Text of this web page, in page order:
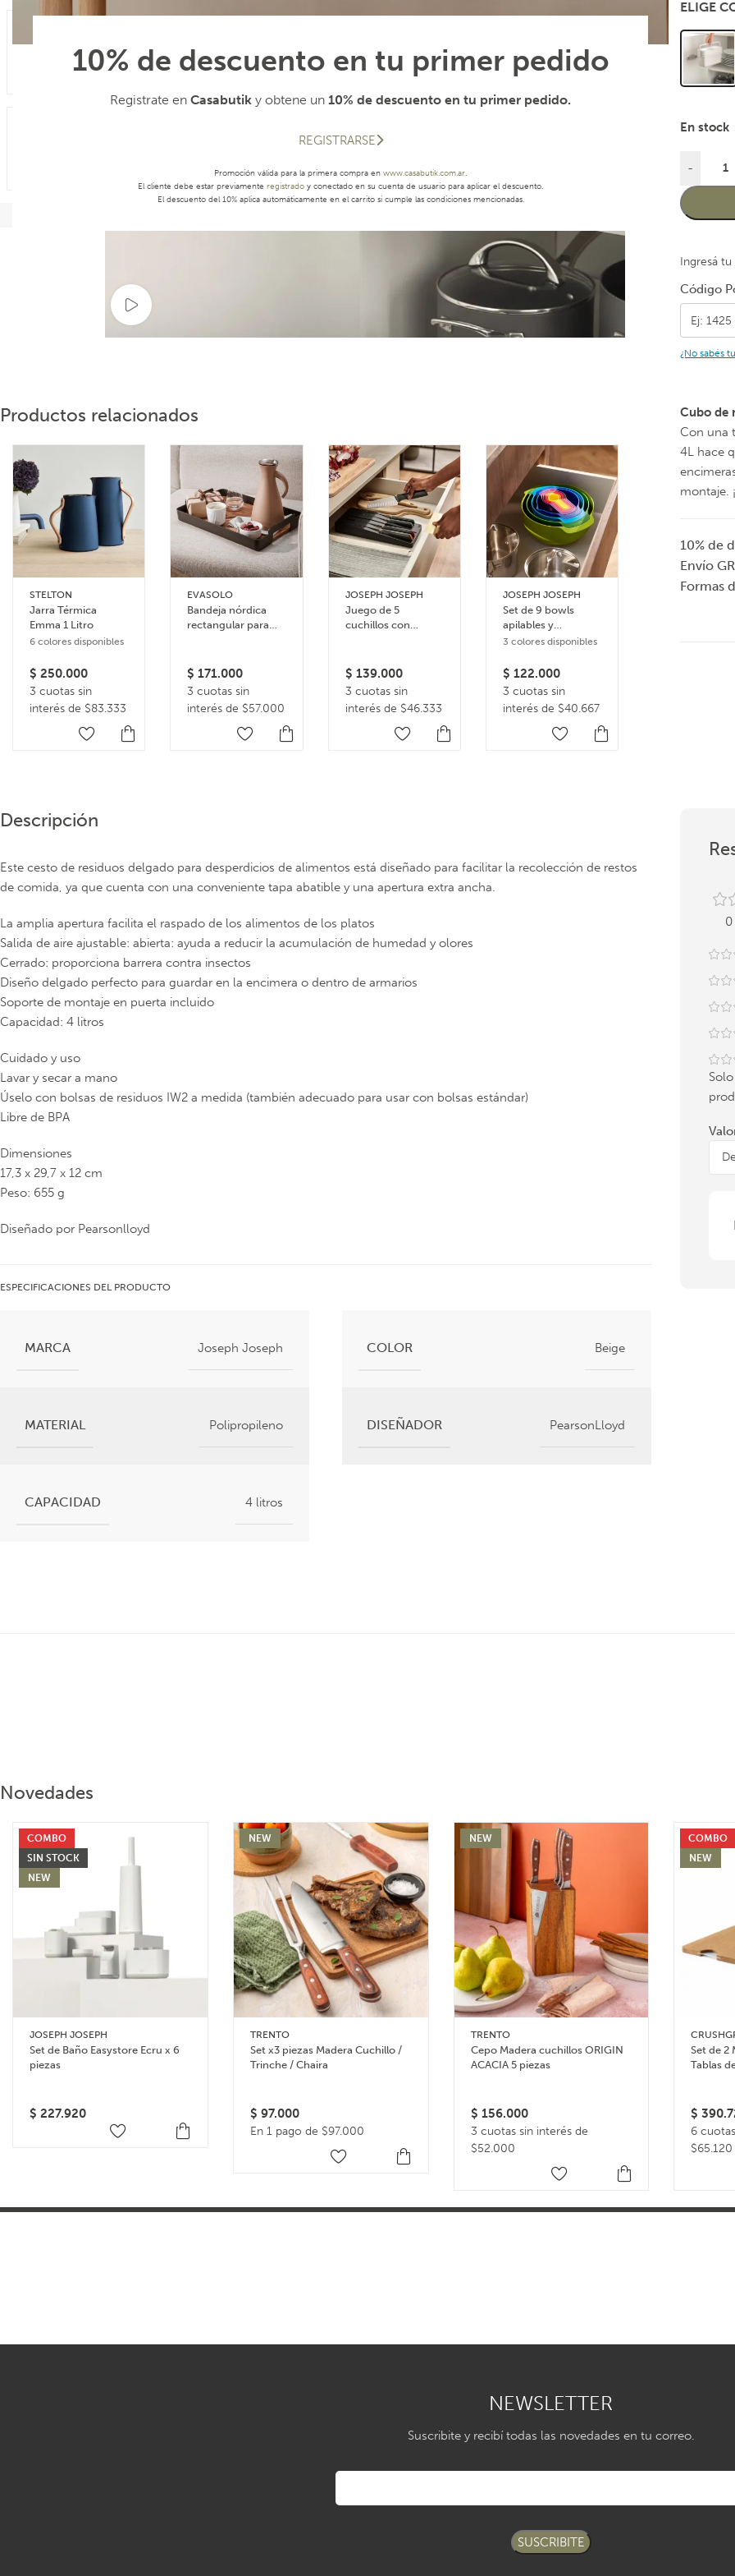
10% de descuento en tu primer pedido
Registrate en Casabutik y obtene un 10% de descuento en tu primer pedido.
REGISTRARSE
Promoción válida para la primera compra en www.casabutik.com.ar.
El cliente debe estar previamente registrado y conectado en su cuenta de usuario para aplicar el descuento.
El descuento del 10% aplica automáticamente en el carrito si cumple las condiciones mencionadas.
Productos relacionados
STELTON
Jarra Térmica
Emma 1 Litro
6 colores disponibles
$ 250.000
3 cuotas sin
interés de $83.333
EVASOLO
Bandeja nórdica
rectangular para
$ 171.000
3 cuotas sin
interés de $57.000
JOSEPH JOSEPH
Juego de 5
cuchillos con
para cajón Elevate
$ 139.000
3 cuotas sin
interés de $46.333
JOSEPH JOSEPH
Set de 9 bowls
apilables y
accesorios de
Multicolor
3 colores disponibles
$ 122.000
3 cuotas sin
interés de $40.667
EVASOLO
ELIGE
En stock
-
Ingresá
Código
¿No sabés
Cubo de
Con una
4L hace
montaje.
10% de
Envío
Formas
Descripción
Este cesto de residuos delgado para desperdicios de alimentos está diseñado para facilitar la recolección de restos
de comida, ya que cuenta con una conveniente tapa abatible y una apertura extra ancha.
La amplia apertura facilita el raspado de los alimentos de los platos
Salida de aire ajustable: abierta: ayuda a reducir la acumulación de humedad y olores
Cerrado: proporciona barrera contra insectos
Diseño delgado perfecto para guardar en la encimera o dentro de armarios
Soporte de montaje en puerta incluido
Capacidad: 4 litros
Cuidado y uso
Lavar y secar a mano
Úselo con bolsas de residuos IW2 a medida (también adecuado para usar con bolsas estándar)
Libre de BPA
Dimensiones
17,3 x 29,7 x 12 cm
Peso: 655 g
Diseñado por Pearsonlloyd
ESPECIFICACIONES DEL PRODUCTO
MARCA Joseph Joseph COLOR Beige
MATERIAL Polipropileno DISEÑADOR PearsonLloyd
CAPACIDAD 4 litros
0
Novedades
COMBO
SIN STOCK
NEW
JOSEPH JOSEPH
Set de Baño Easystore Ecru x 6
piezas
$ 227.920
NEW
TRENTO
Set x3 piezas Madera Cuchillo /
Trinche / Chaira
$ 97.000
En 1 pago de $97.000
NEW
TRENTO
Cepo Madera cuchillos ORIGIN
ACACIA 5 piezas
$ 156.000
3 cuotas sin interés de
$52.000
COMBO
NEW
Set de 2
Tablas
$
6
$65.120
NEWSLETTER
Suscribite y recibí todas las novedades en tu correo.
SUSCRIBITE